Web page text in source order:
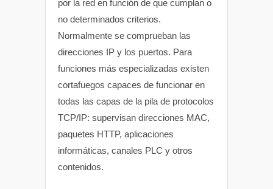
por la red en función de que cumplan o
no determinados criterios.
Normalmente se comprueban las
direcciones IP y los puertos. Para
funciones más especializadas existen
cortafuegos capaces de funcionar en
todas las capas de la pila de protocolos
TCP/IP: supervisan direcciones MAC,
paquetes HTTP, aplicaciones
informáticas, canales PLC y otros
contenidos.